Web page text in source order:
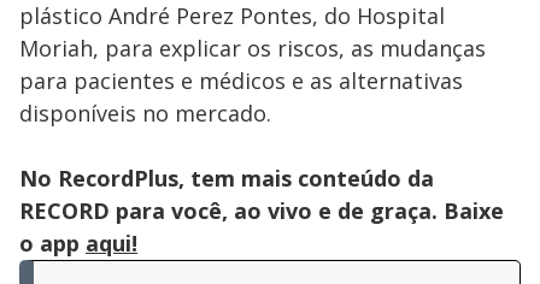
plástico André Perez Pontes, do Hospital
Moriah, para explicar os riscos, as mudanças
para pacientes e médicos e as alternativas
disponíveis no mercado.
No RecordPlus, tem mais conteúdo da
RECORD para você, ao vivo e de graça. Baixe
o app aqui!